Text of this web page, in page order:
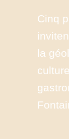
Cinq
la